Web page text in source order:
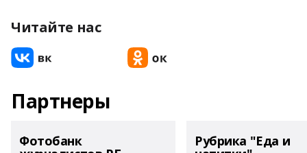
Читайте нас
Партнеры
Фотобанк Рубрика "Еда и